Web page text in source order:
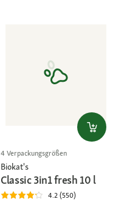
4 Verpackungsgrößen
Biokat's
Classic 3in1 fresh 10 l
4.2 (550)